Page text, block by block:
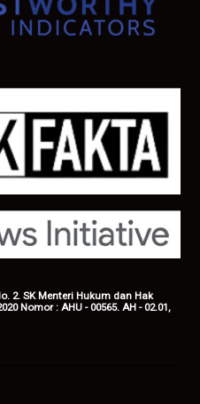
2. SK Menteri Hukum dan Hak
Nomor : AHU - 00565. AH - 02.01,